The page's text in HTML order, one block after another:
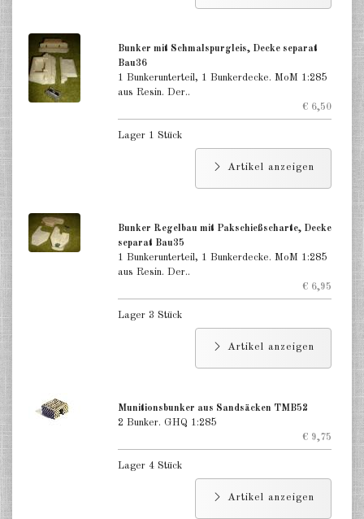
Bunker mit Schmalspurgleis, Decke separat
Bau36
1 Bunkerunterteil, 1 Bunkerdecke. MoM 1:285
aus Resin. Der..
€ 6,50
Lager 1 Stück
Artikel anzeigen
Bunker Regelbau mit Pakschießscharte, Decke
separat Bau35
1 Bunkerunterteil, 1 Bunkerdecke. MoM 1:285
aus Resin. Der..
€ 6,95
Lager 3 Stück
Artikel anzeigen
Munitionsbunker aus Sandsäcken TMB52
2 Bunker. GHQ 1:285
€ 9,75
Lager 4 Stück
Artikel anzeigen